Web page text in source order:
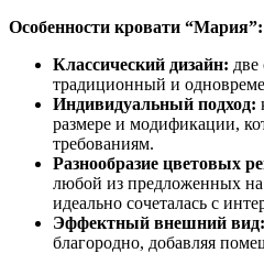
Особенности кровати “Мария”:
Классический дизайн:
традиционный и
Индивидуальный подход:
размере и модификации,
требованиям.
Разнообразие цветовых
любой из предложенных на
идеально сочеталась с
Эффектный внешний вид:
благородно, добавляя